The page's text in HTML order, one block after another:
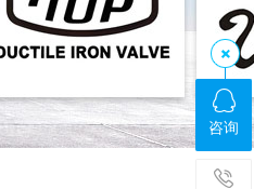
咨询